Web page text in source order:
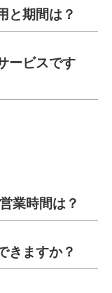
と期間は？
ービスです
業時間は？
きますか？